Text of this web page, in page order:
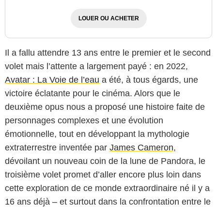
LOUER OU ACHETER
Il a fallu attendre 13 ans entre le premier et le second
volet mais l’attente a largement payé : en 2022,
Avatar : La Voie de l’eau a été, à tous égards, une
victoire éclatante pour le cinéma. Alors que le
deuxième opus nous a proposé une histoire faite de
personnages complexes et une évolution
émotionnelle, tout en développant la mythologie
extraterrestre inventée par James Cameron,
dévoilant un nouveau coin de la lune de Pandora, le
troisième volet promet d’aller encore plus loin dans
cette exploration de ce monde extraordinaire né il y a
16 ans déjà – et surtout dans la confrontation entre le